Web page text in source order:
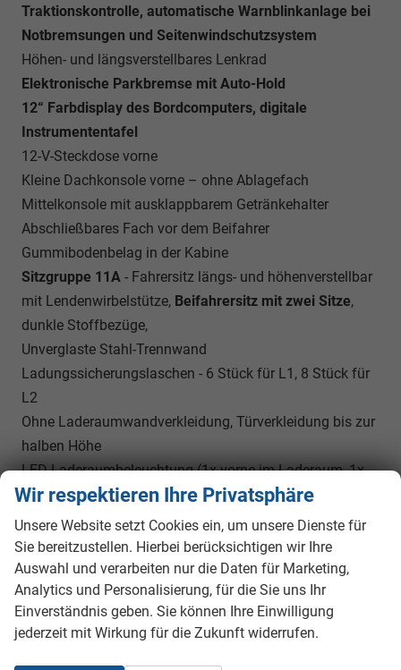
Traktionskontrolle, automatische Warnblinkanlage bei
Notbremsungen und Seitenwindschutzsystem
Höhen- und längsverstellbares Lenkrad
Elektronische Parkbremse mit Auto-Hold
12“ Farbdisplay des Bordcomputers, digitale
Instrumententafel
12-V-Steckdose vorne
Kleine Dachkonsole vorne – ohne Ablagefach
Mittelkonsole mit ausklappbarem Getränkehalter
Abschließbares Fach vor dem Beifahrer
Gummibodenbelag in der Kabine
Sitzgruppe 11A - Fahrersitz längs- und höhenverstellbar
mit Lendenwirbelstütze, Beifahrersitz mit zwei Sitze,
dunkle Stoffbezüge,
Unverglaste Stahl-Trennwand
Ladungssicherungslaschen - 6 Stück für L1, 8 Stück für
L2
Ohne Laderaumwandverkleidung, Türverkleidung bis zur
halben Höhe
LED-Laderaumbeleuchtung (1x vorne im Laderaum, 1x
hinten)
Niedriges Dach; maximale Tragfähigkeit 170 kg
Elektrisch beheizbare Windschutzscheibe
Automatische Scheibenwischer mitRegensensor,
Scheibenwaschwasseranzeige
Seitliche Schiebetür rechts
Flügeltüren hinten – bis zu 180° zu öffnen
Heckklappe ohne Fenster
Wir respektieren Ihre Privatsphäre
Unsere Website setzt Cookies ein, um unsere Dienste für
Sie bereitzustellen. Hierbei berücksichtigen wir Ihre
Auswahl und verarbeiten nur die Daten für Marketing,
Analytics und Personalisierung, für die Sie uns Ihr
Einverständnis geben. Sie können Ihre Einwilligung
jederzeit mit Wirkung für die Zukunft widerrufen.